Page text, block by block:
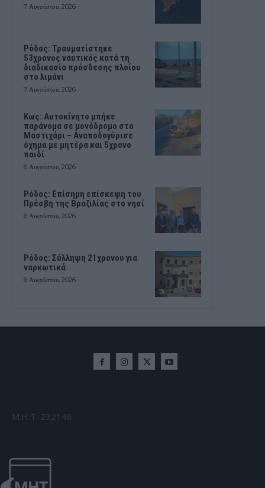
7 Αυγούστου, 2026
Ρόδος: Τραυματίστηκε
53χρονος ναυτικός κατά τη
διαδικασία πρόσδεσης πλοίου
στο λιμάνι
7 Αυγούστου, 2026
Kως: Αυτοκίνητο μπήκε
παράνομα σε μονόδρομο στο
Μαστιχάρι – Αναποδογύρισε
όχημα με μητέρα και 5χρονο
παιδί
6 Αυγούστου, 2026
Ρόδος: Επίσημη επίσκεψη του
Πρέσβη της Βραζιλίας στο νησί
6 Αυγούστου, 2026
Ρόδος: Σύλληψη 21χρονου για
ναρκωτικά
6 Αυγούστου, 2026
Μ.Η.Τ. 232148